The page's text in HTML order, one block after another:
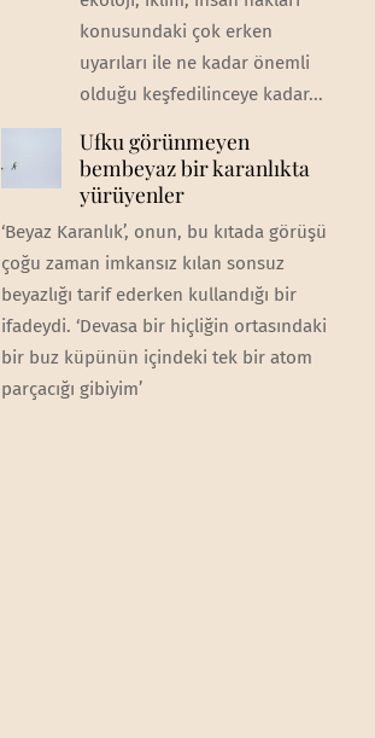
konusundaki çok erken
uyarıları ile ne kadar önemli
olduğu keşfedilinceye kadar...
Ufku görünmeyen
bembeyaz bir karanlıkta
yürüyenler
‘Beyaz Karanlık’, onun, bu kıtada görüşü
çoğu zaman imkansız kılan sonsuz
beyazlığı tarif ederken kullandığı bir
ifadeydi. ‘Devasa bir hiçliğin ortasındaki
bir buz küpünün içindeki tek bir atom
parçacığı gibiyim’